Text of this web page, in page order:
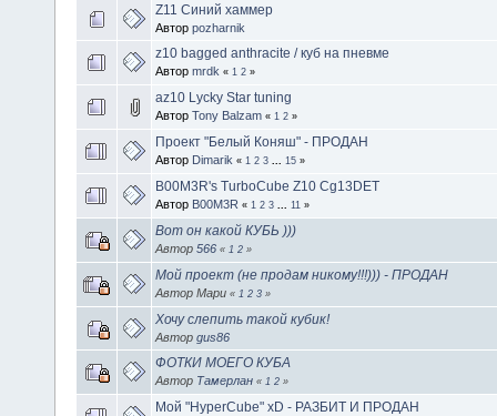
Z11 Синий хаммер
Автор pozharnik
z10 bagged anthracite / куб на пневме
Автор mrdk « 1 2 »
az10 Lycky Star tuning
Автор Tony Balzam « 1 2 »
Проект "Белый Коняш" - ПРОДАН
Автор Dimarik « 1 2 3 15 »
B00M3R's TurboCube Z10 Cg13DET
Автор B00M3R « 1 2 3 11 »
Вот он какой КУБЬ )))
Автор 566 « 1 2 »
Мой проект (не продам никому!!!))) - ПРОДАН
Автор Мари « 1 2 3 »
Хочу слепить такой кубик!
Автор gus86
ФОТКИ МОЕГО КУБА
Автор Тамерлан « 1 2 »
Мой "HyperCube" xD - РАЗБИТ И ПРОДАН